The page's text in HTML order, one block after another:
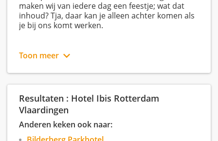
maken wij van iedere dag een feestje; wat dat
inhoud? Tja, daar kan je alleen achter komen als
je bij ons komt werken.
Wij zijn een modern driesterren hotel aan de
rand van Schiedam. Het hotel beschikt over 138
prachtige tuin met buitenzwembad. De gasten
zijn een leuke mix van zakelijke gasten en
toeristen.
Toon meer
Resultaten : Hotel Ibis Rotterdam
Vlaardingen
Anderen keken ook naar: